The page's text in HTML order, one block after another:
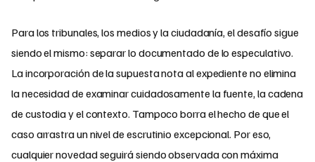
Para los tribunales, los medios y la ciudadanía, el desafío sigue
siendo el mismo: separar lo documentado de lo especulativo.
La incorporación de la supuesta nota al expediente no elimina
la necesidad de examinar cuidadosamente la fuente, la cadena
de custodia y el contexto. Tampoco borra el hecho de que el
caso arrastra un nivel de escrutinio excepcional. Por eso,
cualquier novedad seguirá siendo observada con máxima